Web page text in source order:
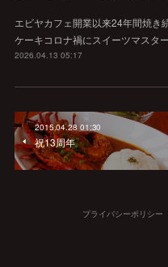
エビヤカフェ開業以来24年間焼き
ケーキコロナ禍にスイーツマスタ
2026.04.13 05:17
2015.04.28 01:30
祝13周年
プライバシーポリシー